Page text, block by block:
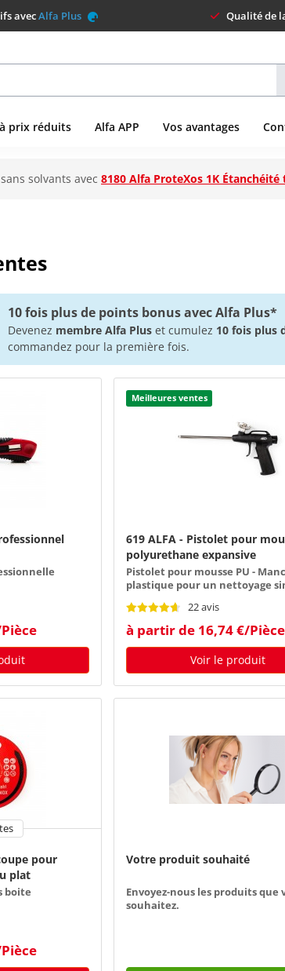
avecAlfa Plus Qualité de
prix réduits Alfa APP Vos avantages
solvants avec 8180 Alfa ProteXos 1K
10 fois plus de points bonus avec Alfa Plus*
Devenez membre Alfa Plus et cumulez 10 fois plus
commandez pour la première fois.
Meilleures ventes
619 ALFA - Pistolet pour
polyurethane expansive
Pistolet pour mousse PU -
plastique pour un nettoyage
22 avis
à partir de 16,74 €/Pièce
Voir le produit
pour
plat
boite
Votre produit souhaité
Envoyez-nous les produits que
souhaitez.